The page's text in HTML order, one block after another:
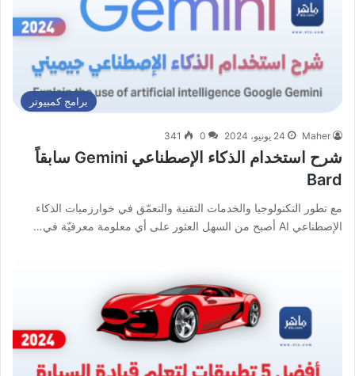
برامج كمبيوتر
Maher 24 يونيو، 2024 0
341
شرح استخدام الذكاء الإصطناعي Gemini سابقاً
Bard
مع تطور التكنولوجيا والخدمات التقنية والتعمّق في خوارزميات الذكاء
الإصطناعي AI أصبح من السهل العثور على أي معلومة معرفيّة في…